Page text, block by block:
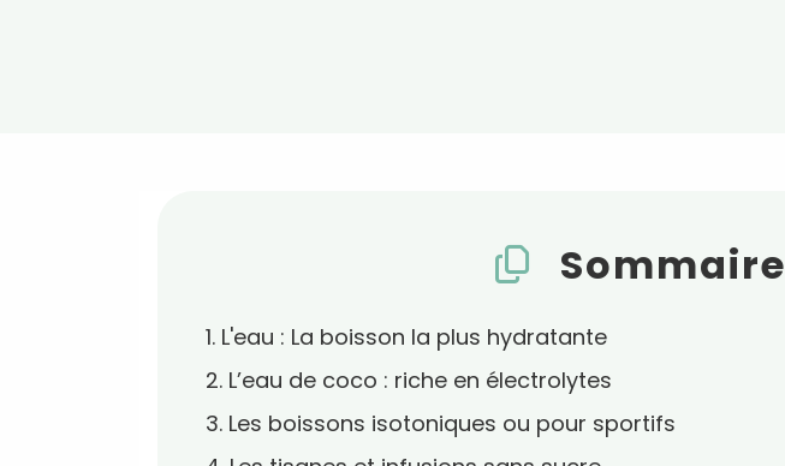
Sommaire
1. L'eau : La boisson la plus hydratante
2. L’eau de coco : riche en électrolytes
3. Les boissons isotoniques ou pour sportifs